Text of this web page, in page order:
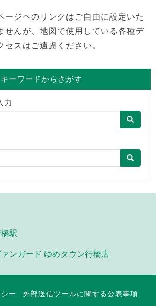
ージヘのリンクはご自由に設定いた
せんが、地図で使用している各種デ
セスはご遠慮ください。
キーワードからさがす
力
駅
ンガード ゆめタウン行橋店
ー 外部送信ツールに関する公表事項